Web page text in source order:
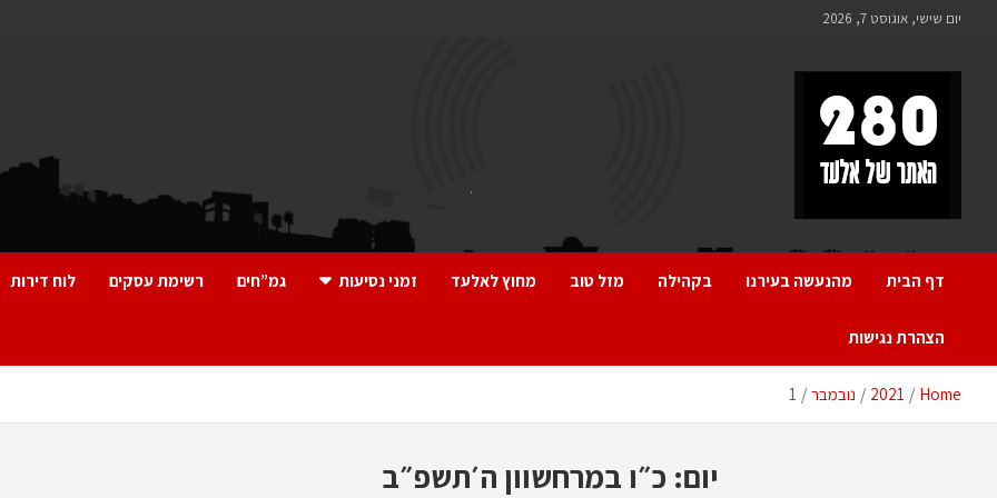
יום שישי, אוגוסט 7, 2026
280 – חדשות אלעד
דף הבית מהנעשה בעירנו בקהילה מזל טוב מחוץ לאלעד זמני נסיעות גמ”חים רשימת עסקים לוח דירות
הצהרת נגישות
Home
2021 נובמבר 1
יום: כ״ו במרחשוון ה׳תשפ״ב